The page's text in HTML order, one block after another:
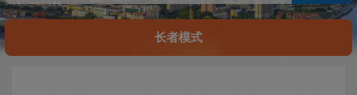
长者模式